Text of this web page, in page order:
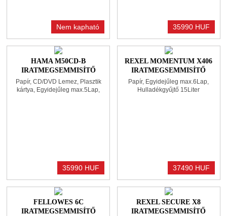
Nem kapható 35990 HUF
HAMA M50CD-B
IRATMEGSEMMISÍTŐ
BLACK
Papír, CD/DVD Lemez, Plasztik
kártya, Egyidejűleg max.5Lap,
35990 HUF
REXEL MOMENTUM X406
IRATMEGSEMMISÍTŐ
BLACK
Papír, Egyidejűleg max.6Lap,
Hulladékgyűjtő 15Liter
37490 HUF
FELLOWES 6C
IRATMEGSEMMISÍTŐ
REXEL SECURE X8
IRATMEGSEMMISÍTŐ